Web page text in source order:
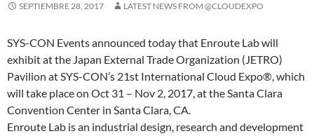
SEPTIEMBRE 28, 2017 LATEST NEWS FROM @CLOUDEXPO
SYS-CON Events announced today that Enroute Lab will
exhibit at the Japan External Trade Organization (JETRO)
Pavilion at SYS-CON’s 21st International Cloud Expo®, which
will take place on Oct 31 – Nov 2, 2017, at the Santa Clara
Convention Center in Santa Clara, CA.
Enroute Lab is an industrial design, research and development